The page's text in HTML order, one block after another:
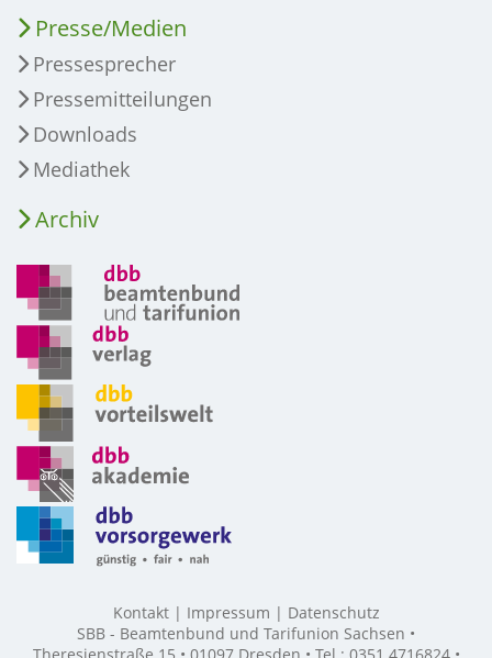
Presse/Medien
Pressesprecher
Pressemitteilungen
Downloads
Mediathek
Archiv
Kontakt Impressum
Datenschutz
SBB - Beamtenbund und Tarifunion Sachsen •